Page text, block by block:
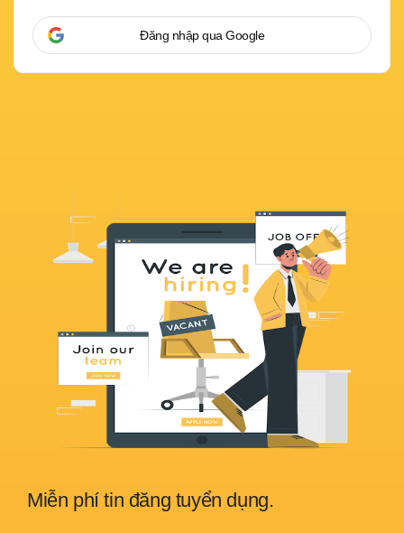
Miễn phí tin đăng tuyển dụng.
Đăng nhập qua Google